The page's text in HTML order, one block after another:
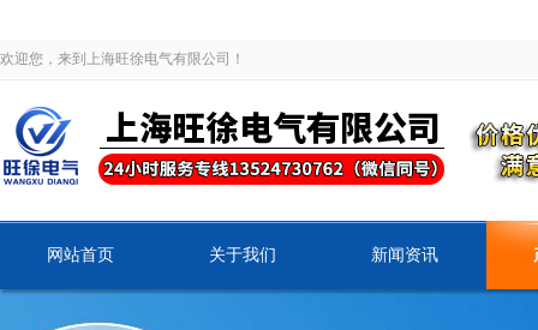
欢迎您，来到上海旺徐电气有限公司！
网站首页 关于我们 新闻资讯